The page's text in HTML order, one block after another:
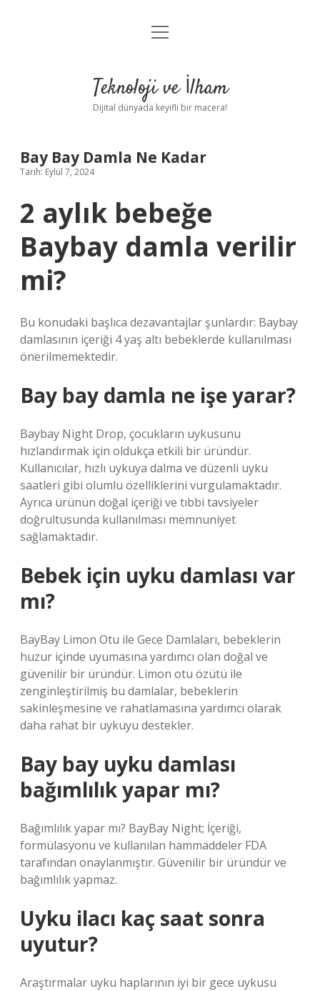
Anasayfa
Yasal Uyarı
menüyü
Teknoloji ve İlham
Dijital dünyada keyifli bir macera!
Bay Bay Damla Ne Kadar
Tarih: Eylül 7, 2024
2 aylık bebeğe
Baybay damla verilir
mi?
Bu konudaki başlıca dezavantajlar şunlardır: Baybay
damlasının içeriği 4 yaş altı bebeklerde kullanılması
önerilmemektedir.
Bay bay damla ne işe yarar?
Baybay Night Drop, çocukların uykusunu
hızlandırmak için oldukça etkili bir üründür.
Kullanıcılar, hızlı uykuya dalma ve düzenli uyku
saatleri gibi olumlu özelliklerini vurgulamaktadır.
Ayrıca ürünün doğal içeriği ve tıbbi tavsiyeler
doğrultusunda kullanılması memnuniyet
sağlamaktadır.
Bebek için uyku damlası var
mı?
BayBay Limon Otu ile Gece Damlaları, bebeklerin
huzur içinde uyumasına yardımcı olan doğal ve
güvenilir bir üründür. Limon otu özütü ile
zenginleştirilmiş bu damlalar, bebeklerin
sakinleşmesine ve rahatlamasına yardımcı olarak
daha rahat bir uykuyu destekler.
Bay bay uyku damlası
bağımlılık yapar mı?
Bağımlılık yapar mı? BayBay Night; İçeriği,
formülasyonu ve kullanılan hammaddeler FDA
tarafından onaylanmıştır. Güvenilir bir üründür ve
bağımlılık yapmaz.
Uyku ilacı kaç saat sonra
uyutur?
Araştırmalar uyku haplarının iyi bir gece uykusu